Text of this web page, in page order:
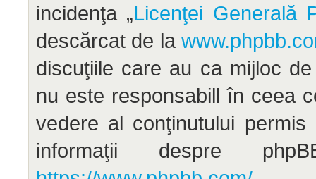
incidenţa „Licenţei Generală
descărcat de la
discuţiile care au ca mijloc
nu este responsabill în ceea
vedere al conţinutului
informaţii despre